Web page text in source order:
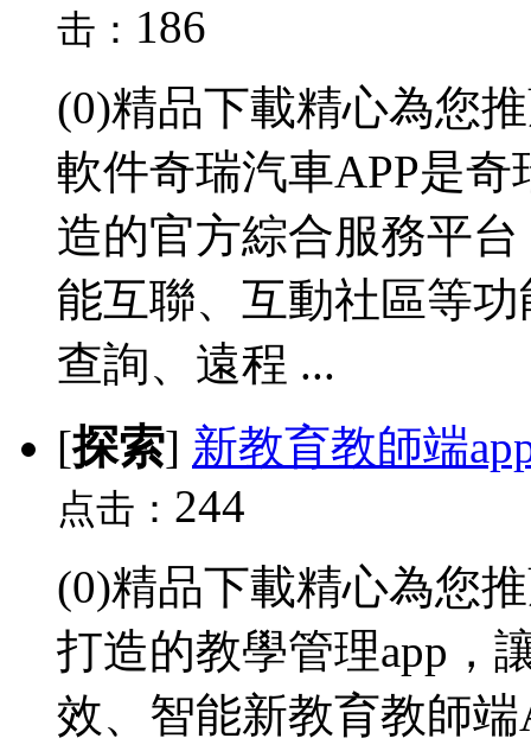
击： 186
(0)精品下載精心為您
軟件奇瑞汽車APP是
造的官方綜合服務平
能互聯、互動社區等
查詢、遠程 ...
[探索] 新教育教師端
点击： 244
(0)精品下載精心為您
打造的教學管理app，
效、智能新教育教師